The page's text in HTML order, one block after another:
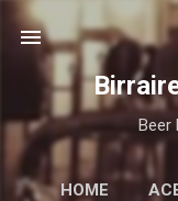
Beer
HOME